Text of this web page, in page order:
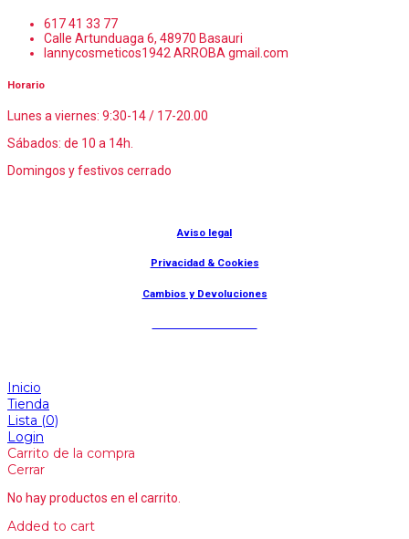
617 41 33 77
Calle Artunduaga 6, 48970 Basauri
lannycosmeticos1942 ARROBA gmail.com
Horario
Lunes a viernes: 9:30-14 / 17-20.00
Sábados: de 10 a 14h.
Domingos y festivos cerrado
Aviso legal
Privacidad & Cookies
Cambios y Devoluciones
Inicio
Tienda
Lista (0)
Login
Carrito de la compra
Cerrar
No hay productos en el carrito.
Added to cart